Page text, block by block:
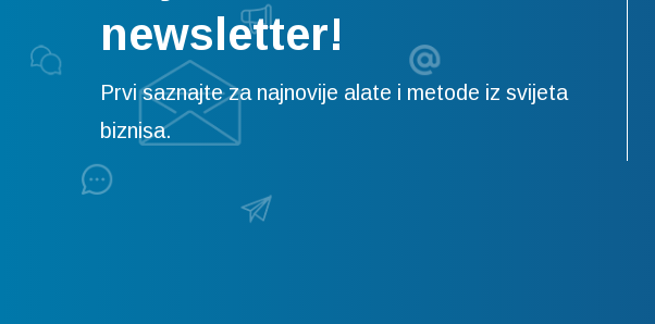
newsletter!
Prvi saznajte za najnovije alate i metode iz svijeta
biznisa.